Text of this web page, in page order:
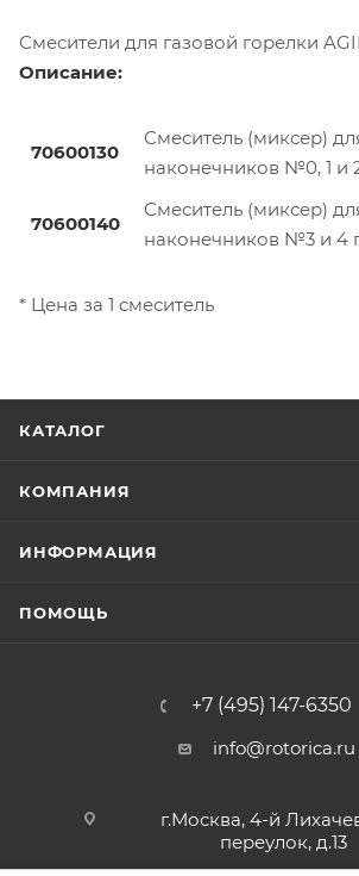
Смесители для газовой горелки
Описание:
70600130
Смеситель (миксер)
наконечников №0, 1 и
70600140
Смеситель (миксер)
наконечников №3 и 4
* Цена за 1 смеситель
КАТАЛОГ
КОМПАНИЯ
ИНФОРМАЦИЯ
ПОМОЩЬ
+7 (495) 147-6350
info@rotorica.ru
г.Москва, 4-й
переулок, д.13